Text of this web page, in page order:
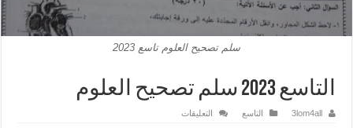
سلم تصحيح العلوم تاسع 2023
التاسع 2023 سلم تصحيح العلوم
3lom4all التاسع التعليقات